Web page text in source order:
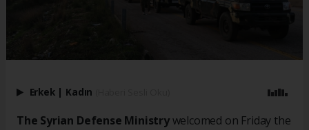
Erkek | Kadın
The Syrian Defense Ministrywelcomed on Friday the